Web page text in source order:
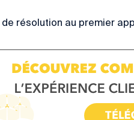
résolution au premier